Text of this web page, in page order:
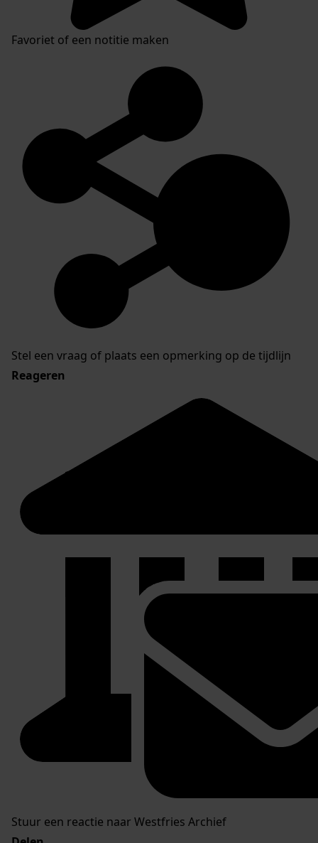
Favoriet of een notitie maken
Stel een vraag of plaats een opmerking op de tijdlijn
Reageren
Stuur een reactie naar Westfries Archief